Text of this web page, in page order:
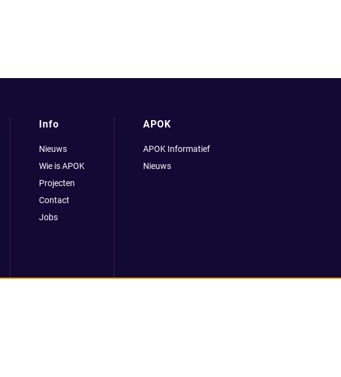
Info
Nieuws
Wie is APOK
Projecten
Contact
Jobs
APOK
APOK Informatief
Nieuws